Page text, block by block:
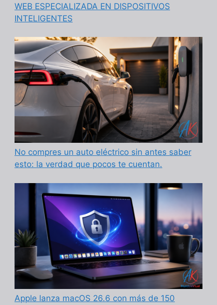
WEB ESPECIALIZADA EN DISPOSITIVOS
INTELIGENTES
No compres un auto eléctrico sin antes saber
esto: la verdad que pocos te cuentan.
Apple lanza macOS 26.6 con más de 150